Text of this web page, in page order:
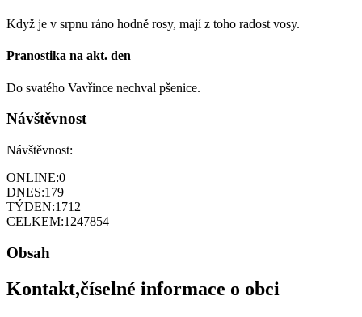
Když je v srpnu ráno hodně rosy, mají z toho radost vosy.
Pranostika na akt. den
Do svatého Vavřince nechval pšenice.
Návštěvnost
Návštěvnost:
ONLINE:0
DNES:179
TÝDEN:1712
CELKEM:1247854
Obsah
Kontakt,číselné informace o obci